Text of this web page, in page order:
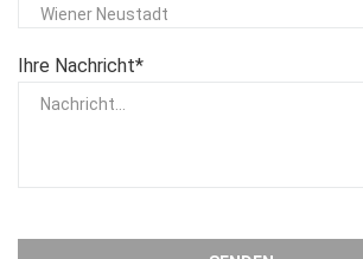
Wiener Neustadt
Ihre Nachricht*